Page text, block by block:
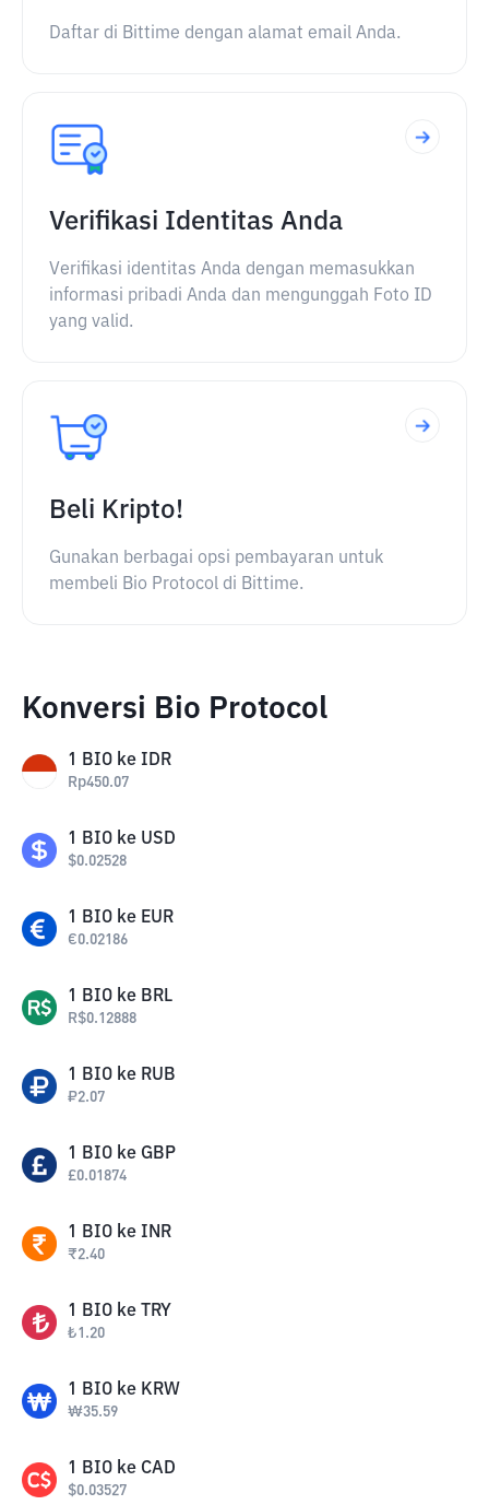
Daftar di Bittime dengan alamat email Anda.
Verifikasi Identitas Anda
Verifikasi identitas Anda dengan memasukkan
informasi pribadi Anda dan mengunggah Foto ID
yang valid.
Beli Kripto!
Gunakan berbagai opsi pembayaran untuk
membeli Bio Protocol di Bittime.
Konversi Bio Protocol
1 BIO ke IDR
Rp450.07
1 BIO ke USD
$0.02528
1 BIO ke EUR
€0.02186
1 BIO ke BRL
R$0.12888
1 BIO ke RUB
₽2.07
1 BIO ke GBP
£0.01874
1 BIO ke INR
₹2.40
1 BIO ke TRY
₺1.20
1 BIO ke KRW
₩35.59
1 BIO ke CAD
$0.03527